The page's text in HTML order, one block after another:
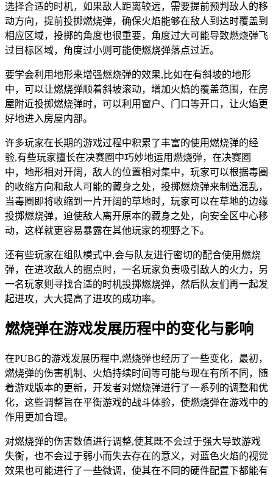
选择合适的时机，如果敌人距离较远，需要提前预判敌人的移
动方向，提前投掷燃烧弹，确保火焰能够在敌人到达时覆盖到
相应区域，投掷的角度也很重要，角度过大可能导致燃烧弹飞
过目标区域，角度过小则可能使燃烧弹落点过近。
要学会利用地形来增强燃烧弹的效果,比如在有斜坡的地形
中，可以让燃烧弹顺着斜坡滚动，增加火焰的覆盖范围，在房
屋附近投掷燃烧弹时，可以利用窗户、门口等开口，让火焰更
好地进入房屋内部。
许多玩家在长期的游戏过程中积累了丰富的使用燃烧弹的经
验,有些玩家擅长在决赛圈中巧妙地运用燃烧弹，在决赛圈
中，地形相对开阔，敌人的位置相对集中，玩家可以根据毒圈
的收缩方向和敌人可能的藏身之处，投掷燃烧弹来制造混乱，
当毒圈即将收缩到一片开阔的草地时，玩家可以在草地的边缘
投掷燃烧弹，迫使敌人离开原本的藏身之处，向安全区中心移
动，这样就更容易暴露在其他玩家的视野之下。
还有些玩家在组队模式中,会与队友进行密切的配合使用燃烧
弹，在进攻敌人的据点时，一名玩家负责吸引敌人的火力，另
一名玩家则寻找合适的时机投掷燃烧弹，然后队友们再一起发
起进攻，大大提高了进攻的成功率。
燃烧弹在游戏发展历程中的变化与影响
在PUBG的游戏发展历程中,燃烧弹也经历了一些变化，最初，
燃烧弹的伤害机制、火焰持续时间等可能与现在有所不同，随
着游戏版本的更新，开发者对燃烧弹进行了一系列的调整和优
化，这些调整旨在平衡游戏的战斗体验，使燃烧弹在游戏中的
作用更加合理。
对燃烧弹的伤害数值进行调整,使其既不会过于强大导致游戏
失衡，也不会过于弱小而失去存在的意义，对蓝色火焰的视觉
效果也可能进行了一些微调，使其在不同的硬件配置下都能有